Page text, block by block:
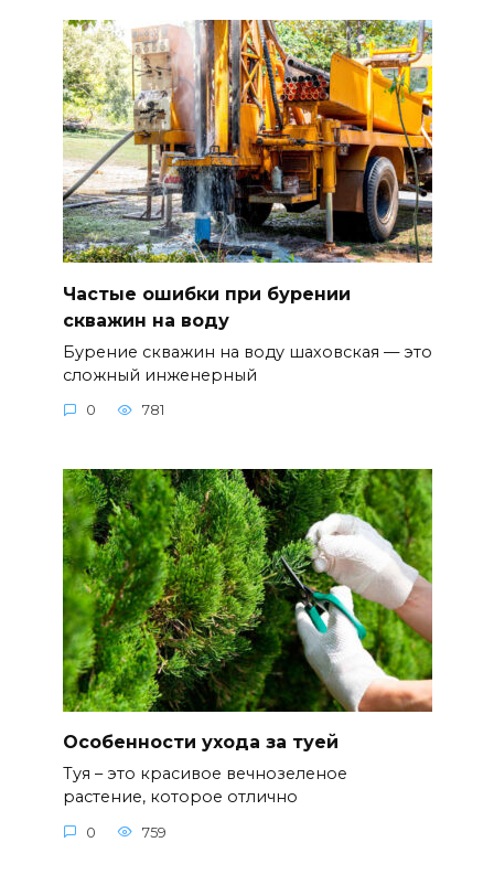
Частые ошибки при бурении
скважин на воду
Бурение скважин на воду шаховская — это
сложный инженерный
0 781
Особенности ухода за туей
Туя – это красивое вечнозеленое
растение, которое отлично
0 759